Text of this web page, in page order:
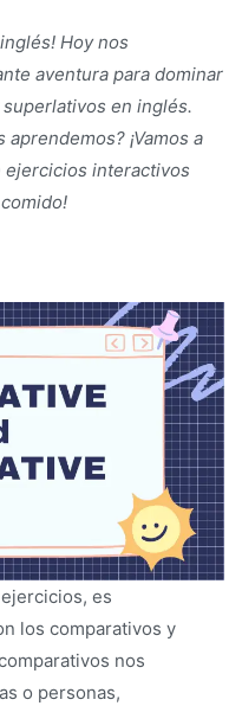
Hoy nos
aventura para dominar
en inglés.
¡Vamos a
ejercicios interactivos
es
los comparativos y
nos
o personas,